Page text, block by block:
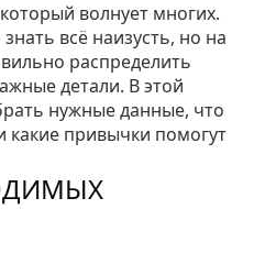
волнует многих.
всё наизусть, но на
распределить
детали. В этой
нужные данные, что
какие привычки помогут